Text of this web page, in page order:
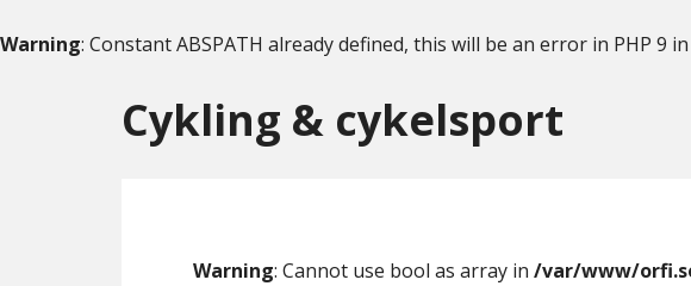
Warning: Constant ABSPATH already defined, this will be an error in PHP 9 in
to
content
to
primary
Cykling & cykelsport
Warning: Cannot use bool as array in /var/www/